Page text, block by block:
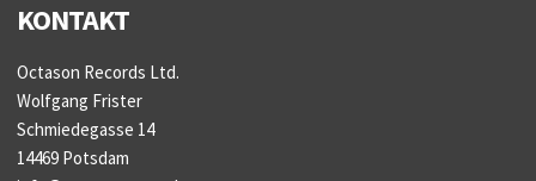
KONTAKT
Octason Records Ltd.
Wolfgang Frister
Schmiedegasse 14
14469 Potsdam